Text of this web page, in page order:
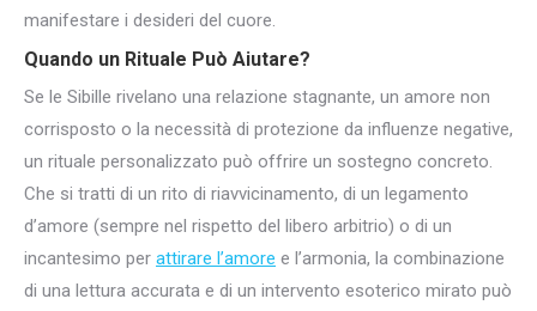
manifestare i desideri del cuore.
Quando un Rituale Può Aiutare?
Se le Sibille rivelano una relazione stagnante, un amore non
corrisposto o la necessità di protezione da influenze negative,
un rituale personalizzato può offrire un sostegno concreto.
Che si tratti di un rito di riavvicinamento, di un legamento
d’amore (sempre nel rispetto del libero arbitrio) o di un
incantesimo per attirare l’amore e l’armonia, la combinazione
di una lettura accurata e di un intervento esoterico mirato può